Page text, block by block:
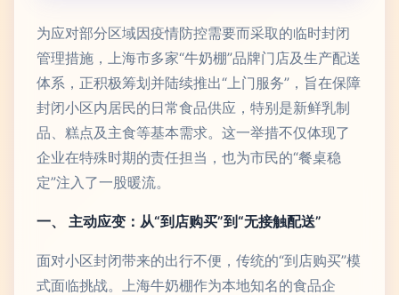
为应对部分区域因疫情防控需要而采取的临时封闭
管理措施，上海市多家“牛奶棚”品牌门店及生产配送
体系，正积极筹划并陆续推出“上门服务”，旨在保障
封闭小区内居民的日常食品供应，特别是新鲜乳制
品、糕点及主食等基本需求。这一举措不仅体现了
企业在特殊时期的责任担当，也为市民的“餐桌稳
定”注入了一股暖流。
一、 主动应变：从“到店购买”到“无接触配送”
面对小区封闭带来的出行不便，传统的“到店购买”模
式面临挑战。上海牛奶棚作为本地知名的食品企